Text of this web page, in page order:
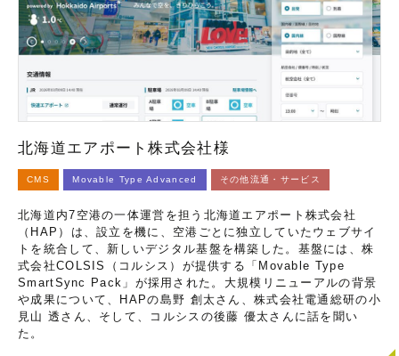
北海道エアポート株式会社様
CMS Movable Type Advanced その他流通・サービス
北海道内7空港の一体運営を担う北海道エアポート株式会社
（HAP）は、設立を機に、空港ごとに独立していたウェブサイ
トを統合して、新しいデジタル基盤を構築した。基盤には、株
式会社COLSIS（コルシス）が提供する「Movable Type
SmartSync Pack」が採用された。大規模リニューアルの背景
や成果について、HAPの島野 創太さん、株式会社電通総研の小
見山 透さん、そして、コルシスの後藤 優太さんに話を聞い
た。